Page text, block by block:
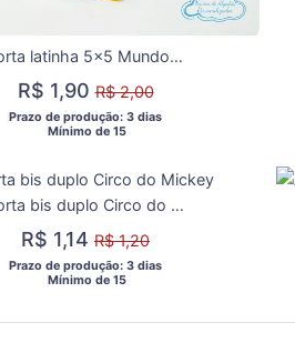
Porta latinha 5x5 Mundo bita
R$ 1,90R$ 2,00
Prazo de produção: 3 dias
  Mínimo de 15
Porta bis duplo Circo do Mickey
R$ 1,14 R$ 1,20
Prazo de produção: 3 dias
  Mínimo de 15